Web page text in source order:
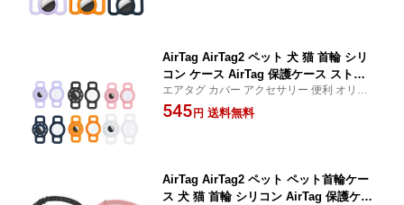
AirTag AirTag2 ペット 犬 猫 首輪 シリ
コン ケース AirTag 保護ケース ストラ
ップ エアタグ アタグ Apple Airtags シ
リコンバンパー 犬用 猫用 紛失防止 キ
エアタグ カバー アクセサリー 便利 オリジ
ナル
545 円 送料無料
AirTag AirTag2 ペット ペット首輪ケー
ス 犬 猫 首輪 シリコン AirTag 保護ケー